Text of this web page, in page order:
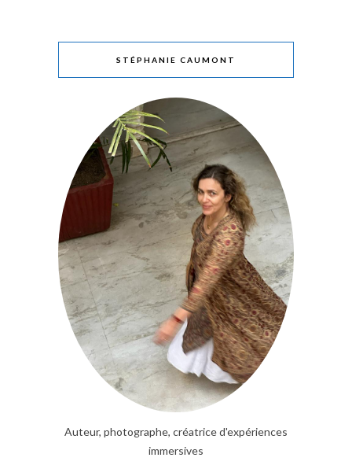
STÉPHANIE CAUMONT
Auteur, photographe, créatrice d'expériences
immersives